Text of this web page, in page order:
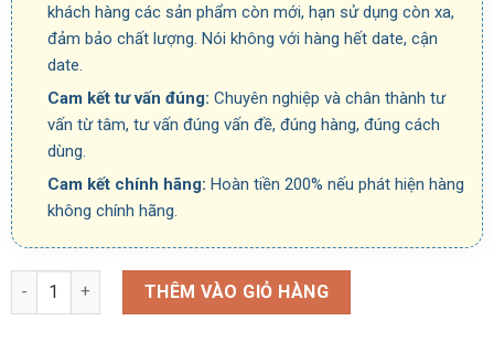
khách hàng các sản phẩm còn mới, hạn sử dụng còn xa,
đảm bảo chất lượng. Nói không với hàng hết date, cận
date.
Cam kết tư vấn đúng: Chuyên nghiệp và chân thành tư
vấn từ tâm, tư vấn đúng vấn đề, đúng hàng, đúng cách
dùng.
Cam kết chính hãng: Hoàn tiền 200% nếu phát hiện hàng
không chính hãng.
Số lượng THÊM VÀO GIỎ HÀNG